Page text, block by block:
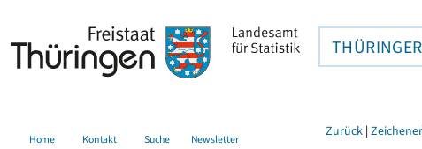
Home Kontakt Suche Newsletter Zurück |